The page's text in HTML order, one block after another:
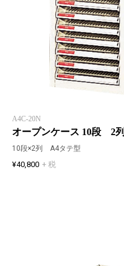
A4C-20N
オープンケース 10段 2列
10段×2列 A4タテ型
¥40,800 + 税